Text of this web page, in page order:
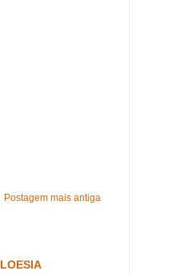
Postagem mais antiga